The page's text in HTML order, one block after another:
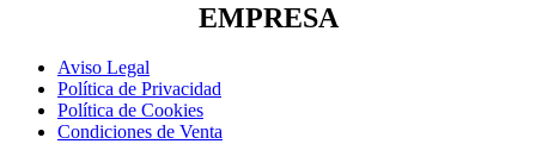
EMPRESA
Aviso Legal
Política de Privacidad
Política de Cookies
Condiciones de Venta